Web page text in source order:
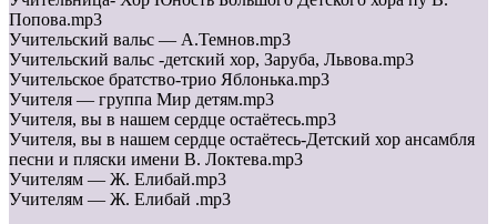
Попова.mp3
Учительский вальс — А.Темнов.mp3
Учительский вальс -детский хор, Заруба, Львова.mp3
Учительское братство-трио Яблонька.mp3
Учителя — группа Мир детям.mp3
Учителя, вы в нашем сердце остаётесь.mp3
Учителя, вы в нашем сердце остаётесь-Детский хор ансамбля
песни и пляски имени В. Локтева.mp3
Учителям — Ж. Елибай.mp3
Учителям — Ж. Елибай .mp3